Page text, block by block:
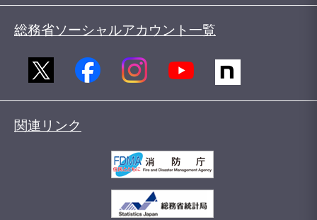
総務省ソーシャルアカウント一覧
関連リンク